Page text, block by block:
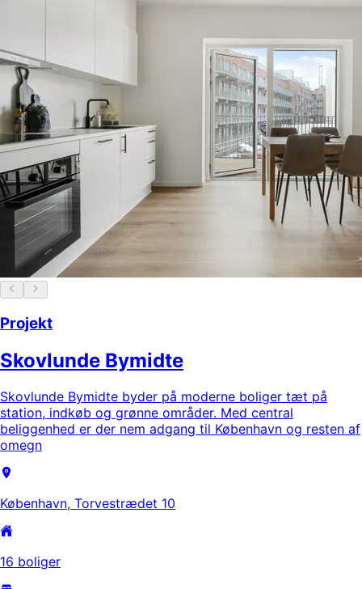
Projekt
Skovlunde Bymidte
Skovlunde Bymidte byder på moderne boliger tæt på
station, indkøb og grønne områder. Med central
beliggenhed er der nem adgang til København og resten af
omegn
København, Torvestrædet 10
16 boliger